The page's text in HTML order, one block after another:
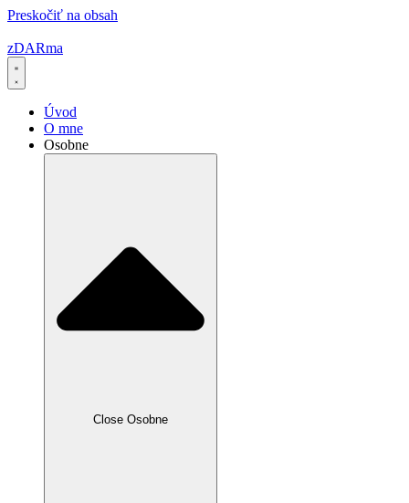
Preskočiť na obsah
zDARma
Úvod
O mne
Osobne
Close Osobne